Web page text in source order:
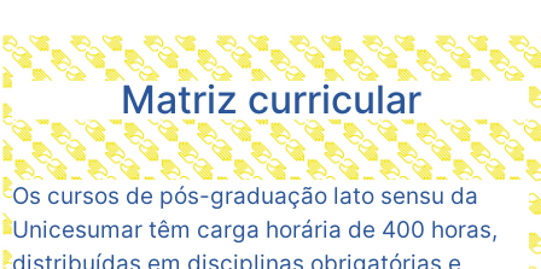
Matriz curricular
Os cursos de pós-graduação lato sensu da
Unicesumar têm carga horária de 400 horas,
distribuídas em disciplinas obrigatórias e